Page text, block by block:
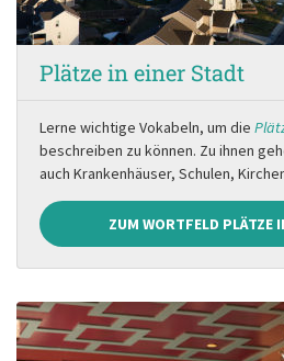
Plätze in einer Stadt
Lerne wichtige Vokabeln, um die
beschreiben zu können. Zu ihnen
auch Krankenhäuser, Schulen,
ZUM WORTFELD PLÄTZE